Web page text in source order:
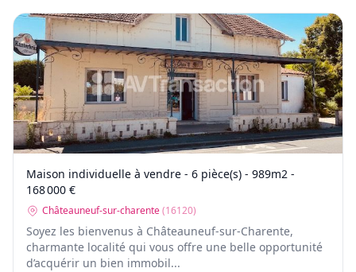
Maison individuelle à vendre - 6 pièce(s) - 989m2 -
168 000 €
Châteauneuf-sur-charente(16120)
Soyez les bienvenus à Châteauneuf-sur-Charente,
charmante localité qui vous offre une belle opportunité
d’acquérir un bien immobil...